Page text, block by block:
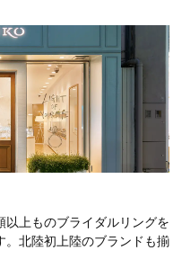
上ものブライダルリングを
。北陸初上陸のブランドも揃